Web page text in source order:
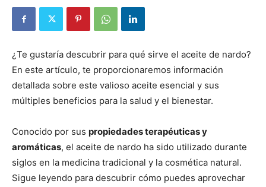
¿Te gustaría descubrir para qué sirve el aceite de nardo?
En este artículo, te proporcionaremos información
detallada sobre este valioso aceite esencial y sus
múltiples beneficios para la salud y el bienestar.
Conocido por sus propiedades terapéuticas y
aromáticas, el aceite de nardo ha sido utilizado durante
siglos en la medicina tradicional y la cosmética natural.
Sigue leyendo para descubrir cómo puedes aprovechar